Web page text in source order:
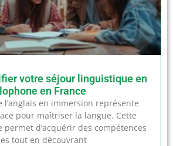
votre séjour linguistique en
en France
l’anglais en immersion représente
pour maîtriser la langue. Cette
d’acquérir des compétences
tout en découvrant